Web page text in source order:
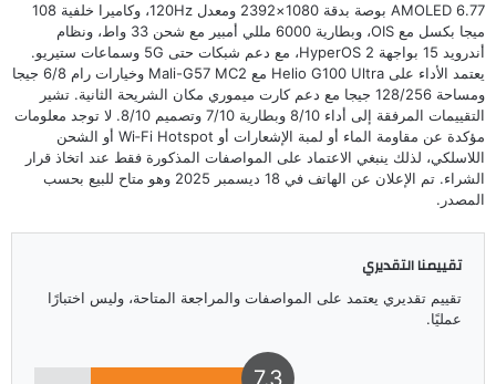
AMOLED 6.77 بوصة بدقة 1080×2392 ومعدل 120Hz، وكاميرا خلفية 108
ميجا بكسل مع OIS، وبطارية 6000 مللي أمبير مع شحن 33 واط، ونظام
أندرويد 15 بواجهة HyperOS 2، مع دعم شبكات حتى 5G وسماعات ستيريو.
يعتمد الأداء على Helio G100 Ultra مع Mali-G57 MC2 وخيارات رام 6/8 جيجا
ومساحة 128/256 جيجا مع دعم كارت ميموري مكان الشريحة الثانية. تشير
التقييمات المرفقة إلى أداء 8/10 وبطارية 7/10 وتصميم 8/10. لا توجد معلومات
مؤكدة عن مقاومة الماء أو لمبة الإشعارات أو Wi‑Fi Hotspot أو الشحن
اللاسلكي، لذلك ينبغي الاعتماد على المواصفات المذكورة فقط عند اتخاذ قرار
الشراء. تم الإعلان عن الهاتف في 18 ديسمبر 2025 وهو متاح للبيع بحسب
المصدر.
تقييمنا التقديري
تقييم تقديري يعتمد على المواصفات والمراجعة المتاحة، وليس اختبارًا
عمليًا.
7.3